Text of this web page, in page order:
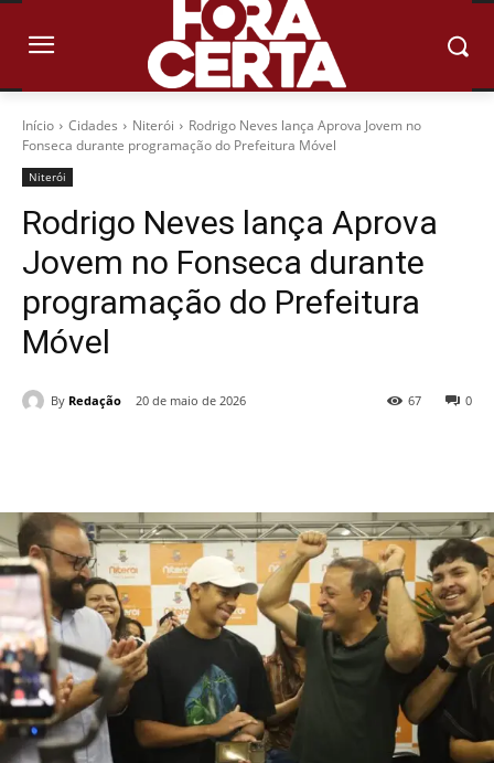
Início Cidades Niterói
Rodrigo Neves lança Aprova Jovem no
Fonseca durante programação do Prefeitura Móvel
Niterói
Rodrigo Neves lança Aprova
Jovem no Fonseca durante
programação do Prefeitura
Móvel
By Redação 20 de maio de 2026 0
67